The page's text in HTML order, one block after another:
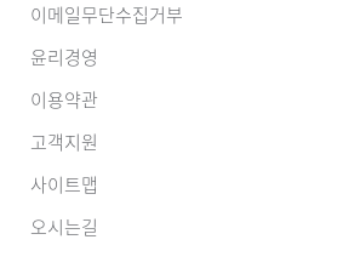
이메일무단수집거부
윤리경영
이용약관
고객지원
사이트맵
오시는길